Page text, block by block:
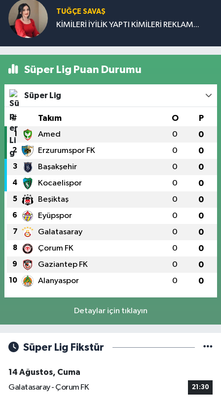
TUĞÇE SAVAŞ
KİMİLERİ İYİLİK YAPTI KİMİLERİ REKLAM...
Süper Lig Puan Durumu
Süper Lig
# Takım O P
1 Amed 0 0
2 Erzurumspor FK 0 0
3 Başakşehir 0 0
4 Kocaelispor 0 0
5 Beşiktaş 0 0
6 Eyüpspor 0 0
7 Galatasaray 0 0
8 Çorum FK 0 0
9 Gaziantep FK 0 0
10 Alanyaspor 0 0
Detaylar için tıklayın
Süper Lig Fikstür
14 Ağustos, Cuma
Galatasaray - Çorum FK
21:30